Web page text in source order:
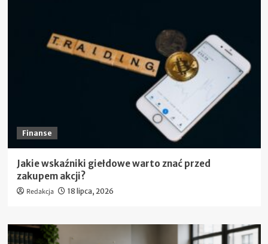
cenach,
podatkach
Finanse
Jakie wskaźniki giełdowe warto znać przed
zakupem akcji?
Redakcja 18 lipca, 2026